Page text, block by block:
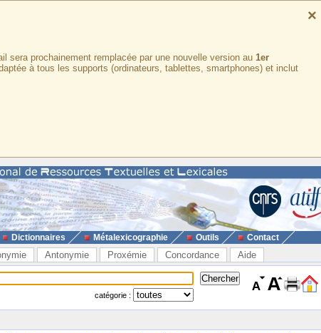
×
prochainement remplacée par une nouvelle version au 1er
à tous les supports (ordinateurs, tablettes, smartphones) et inclut
Dictionnaires Métalexicographie Outils Contact
Antonymie Proxémie Concordance Aide
catégorie :